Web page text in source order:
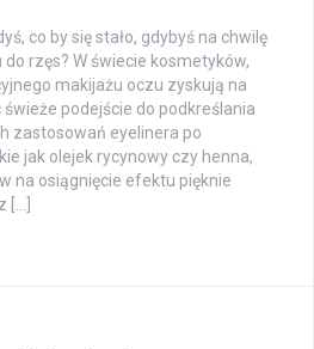
co by się stało, gdybyś na chwilę
rzęs? W świecie kosmetyków,
makijażu oczu zyskują na
podejście do podkreślania
zastosowań eyelinera po
jak olejek rycynowy czy henna,
na osiągnięcie efektu pięknie
[…]